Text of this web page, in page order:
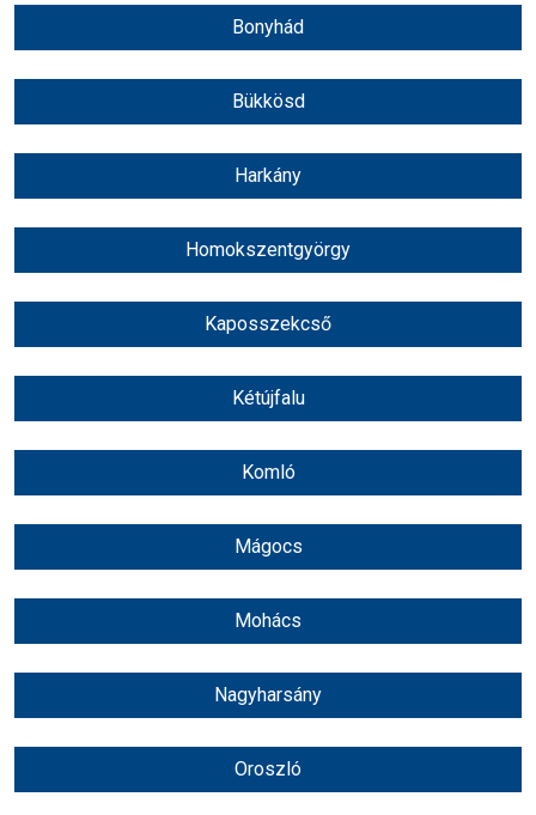
Bonyhád
Bükkösd
Harkány
Homokszentgyörgy
Kaposszekcső
Kétújfalu
Komló
Mágocs
Mohács
Nagyharsány
Oroszló